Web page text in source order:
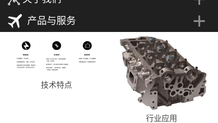
产品与服务
技术特点
行业应用